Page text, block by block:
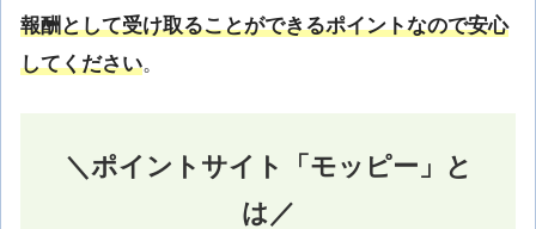
報酬として受け取ることができるポイントなので安心
してください。
＼ポイントサイト「モッピー」と
は／